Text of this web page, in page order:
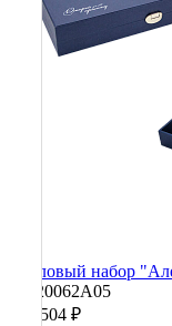
Столовый набор
90020062А05
474 504 ₽